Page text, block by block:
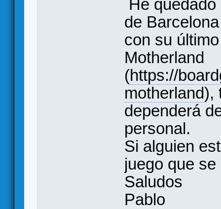
He
de
con su
Motherland
(https://
motherland),
dependerá
personal.
Si alguien
juego que
Saludos
Pablo